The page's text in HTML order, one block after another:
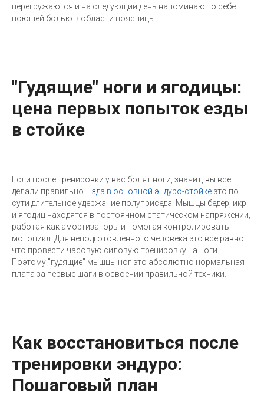
перегружаются и на следующий день напоминают о себе
ноющей болью в области поясницы.
"Гудящие" ноги и ягодицы:
цена первых попыток езды
в стойке
Если после тренировки у вас болят ноги, значит, вы все
делали правильно. Езда в основной эндуро-стойке это по
сути длительное удержание полуприседа. Мышцы бедер, икр
и ягодиц находятся в постоянном статическом напряжении,
работая как амортизаторы и помогая контролировать
мотоцикл. Для неподготовленного человека это все равно
что провести часовую силовую тренировку на ноги.
Поэтому "гудящие" мышцы ног это абсолютно нормальная
плата за первые шаги в освоении правильной техники.
Как восстановиться после
тренировки эндуро:
Пошаговый план